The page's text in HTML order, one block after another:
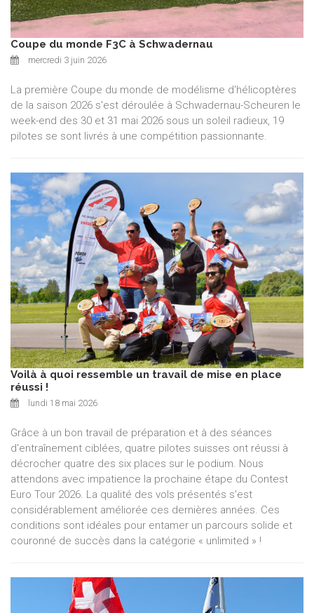
Coupe du monde F3C à Schwadernau
mercredi 3 juin 2026
La première Coupe du monde de modélisme d'hélicoptères
de la saison 2026 s'est déroulée à Schwadernau-Scheuren le
week-end des 30 et 31 mai 2026 sous un soleil radieux, 19
pilotes se sont livrés à une compétition passionnante.
Voilà à quoi ressemble un travail de mise en place
réussi !
lundi 18 mai 2026
Grâce à un bon travail de préparation et à des séances
d'entraînement ciblées, quatre pilotes suisses ont réussi à
décrocher quatre des six places sur le podium. Nous
attendons avec impatience la prochaine étape du Contest
Euro Tour 2026. La qualité des vols présentés s'est
considérablement améliorée ces dernières années. Ces
conditions sont idéales pour entamer un parcours solide et
couronné de succès dans la catégorie « unlimited » !